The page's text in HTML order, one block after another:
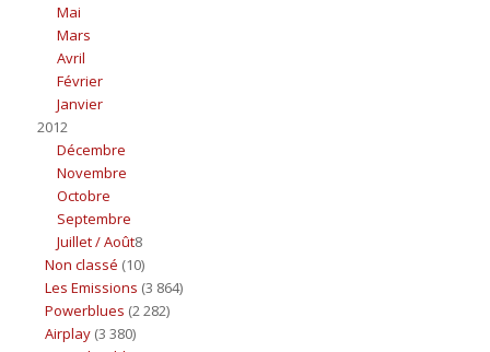
Mai
Mars
Avril
Février
Janvier
2012
Décembre
Novembre
Octobre
Septembre
Juillet / Août8
Non classé (10)
Les Emissions (3 864)
Powerblues (2 282)
Airplay(3 380)